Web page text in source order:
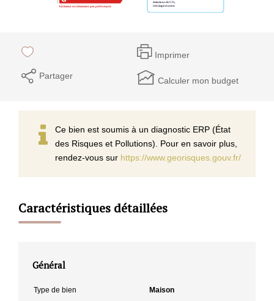
Imprimer
Partager Calculer mon budget
Ce bien est soumis à un diagnostic ERP (État
des Risques et Pollutions). Pour en savoir plus,
rendez-vous sur https://www.georisques.gouv.fr/
Caractéristiques détaillées
Général
Type de bien Maison